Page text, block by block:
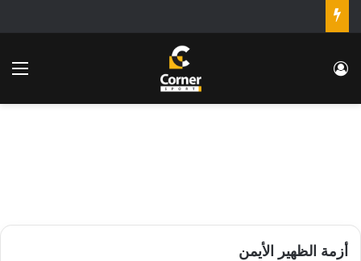
تسجيل الدخول
أزمة الظهير الأيمن